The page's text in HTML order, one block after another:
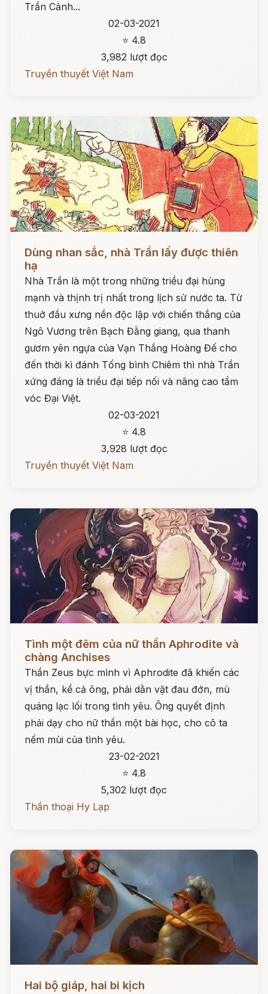
Trần Cảnh...
02-03-2021
⭐ 4.8
3,982 lượt đọc
Truyền thuyết Việt Nam
Dùng nhan sắc, nhà Trần lấy được thiên
hạ
Nhà Trần là một trong những triều đại hùng
mạnh và thịnh trị nhất trong lịch sử nước ta. Từ
thuở đầu xưng nền độc lập với chiến thắng của
Ngô Vương trên Bạch Đằng giang, qua thanh
gươm yên ngựa của Vạn Thắng Hoàng Đế cho
đến thời kì đánh Tống bình Chiêm thì nhà Trần
xứng đáng là triều đại tiếp nối và nâng cao tầm
vóc Đại Việt.
02-03-2021
⭐ 4.8
3,928 lượt đọc
Truyền thuyết Việt Nam
Tình một đêm của nữ thần Aphrodite và
chàng Anchises
Thần Zeus bực mình vì Aphrodite đã khiến các
vị thần, kể cả ông, phải dằn vặt đau đớn, mù
quáng lạc lối trong tình yêu. Ông quyết định
phải dạy cho nữ thần một bài học, cho cô ta
nếm mùi của tình yêu.
23-02-2021
⭐ 4.8
5,302 lượt đọc
Thần thoại Hy Lạp
Hai bộ giáp, hai bi kịch